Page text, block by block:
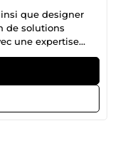
que designer
de solutions
une expertise
MySQL, et une
tels que
des services
en production.
web sur